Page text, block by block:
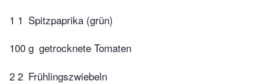
1 1 Spitzpaprika (grün)
100 g getrocknete Tomaten
2 2 Frühlingszwiebeln